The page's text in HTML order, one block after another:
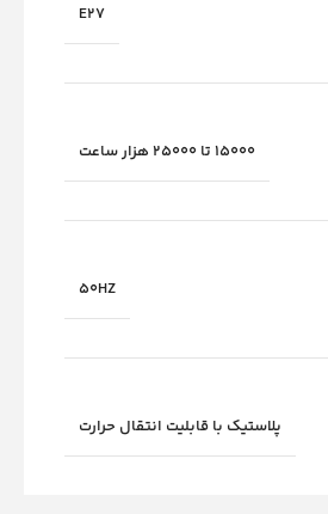
E27
15000 تا 25000 هزار ساعت
50HZ
پلاستیک با قابلیت انتقال حرارت